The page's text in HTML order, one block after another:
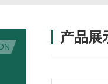
产品展